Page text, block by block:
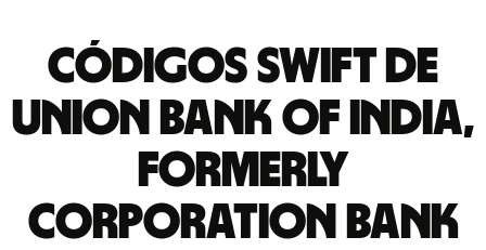
Códigos Swift de
UNION BANK OF INDIA,
FORMERLY
CORPORATION BANK